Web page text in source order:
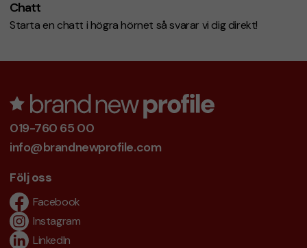
Chatt
Starta en chatt i högra hörnet så svarar vi dig direkt!
019-760 65 00
info@brandnewprofile.com
Följ oss
Facebook
Instagram
LinkedIn